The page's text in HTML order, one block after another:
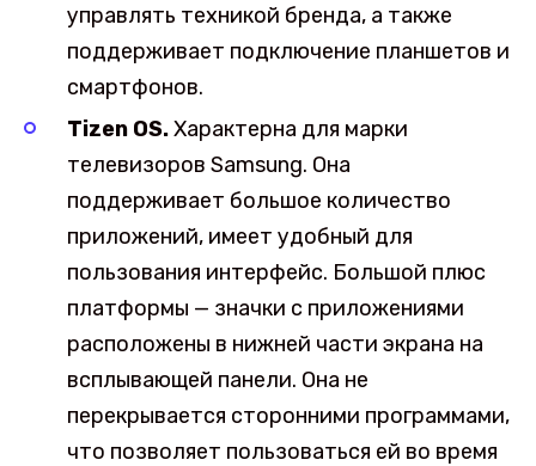
управлять техникой бренда, а также
поддерживает подключение планшетов и
смартфонов.
Tizen OS.Характерна для марки
телевизоров Samsung. Она
поддерживает большое количество
приложений, имеет удобный для
пользования интерфейс. Большой плюс
платформы — значки с приложениями
расположены в нижней части экрана на
всплывающей панели. Она не
перекрывается сторонними программами,
что позволяет пользоваться ей во время